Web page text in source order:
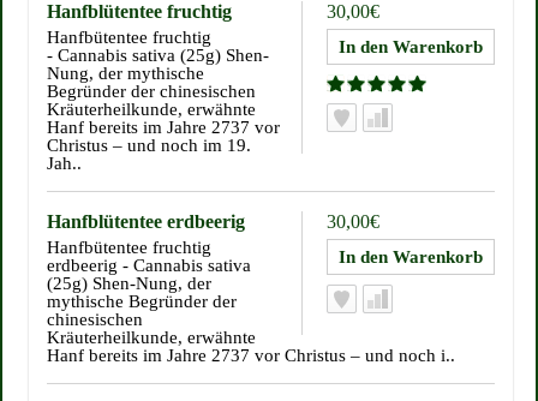
30,00€
Hanfblütentee fruchtig
Hanfbütentee fruchtig
- Cannabis sativa (25g) Shen-
Nung, der mythische
Begründer der chinesischen
Kräuterheilkunde, erwähnte
Hanf bereits im Jahre 2737 vor
Christus – und noch im 19.
Jah..
30,00€
Hanfblütentee erdbeerig
Hanfbütentee fruchtig
erdbeerig - Cannabis sativa
(25g) Shen-Nung, der
mythische Begründer der
chinesischen
Kräuterheilkunde, erwähnte
Hanf bereits im Jahre 2737 vor Christus – und noch i..